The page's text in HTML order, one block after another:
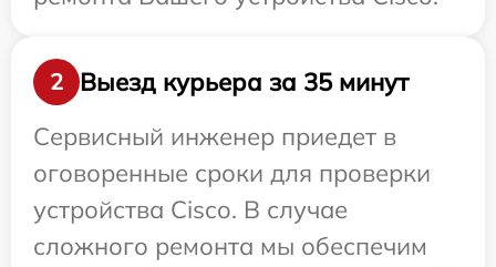
2
Выезд курьера за 35 минут
Сервисный инженер приедет в
оговоренные сроки для проверки
устройства Cisco. В случае
сложного ремонта мы обеспечим